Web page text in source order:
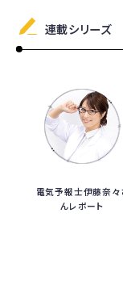
連載シリーズ
電気予報士伊藤奈々
んレポート